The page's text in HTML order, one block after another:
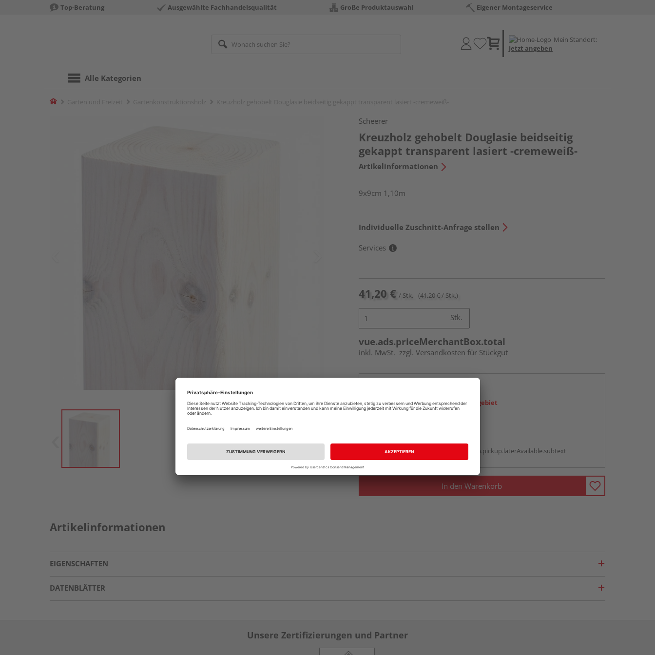
Top-Beratung Ausgewählte Fachhandelsqualität Große Produktauswahl Eigener Montageservice
Mein Standort:
Jetzt angeben
Alle Kategorien
Home
Scheerer
Kreuzholz gehobelt Douglasie beidseitig
gekappt transparent lasiert -cremeweiß-
Artikelinformationen
9x9cm 1,10m
Individuelle Zuschnitt-Anfrage stellen
Services
41,20 € / Stk. (41,20 € / Stk.)
Stk.
vue.ads.priceMerchantBox.total
inkl. MwSt. zzgl. Versandkosten für Stückgut
Ihr Standort ist nicht im Liefergebiet
Auf Vorbestellung:
vue.ads.priceMerchantBox.option.pickup.laterAvailable.subtext
In den Warenkorb
Artikelinformationen
EIGENSCHAFTEN
DATENBLÄTTER
Unsere Zertifizierungen und Partner